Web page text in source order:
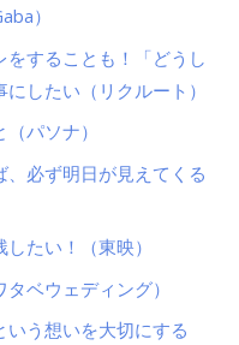
）
することも！「どうし
したい（リクルート）
パソナ）
必ず明日が見えてくる
たい！（東映）
ベウェディング）
う想いを大切にする